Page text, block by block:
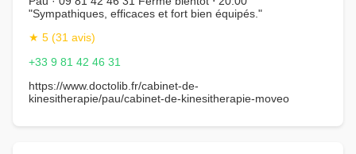
"Sympathiques, efficaces et fort bien équipés."
★ 5 (31 avis)
+33 9 81 42 46 31
https://www.doctolib.fr/cabinet-de-
kinesitherapie/pau/cabinet-de-kinesitherapie-moveo